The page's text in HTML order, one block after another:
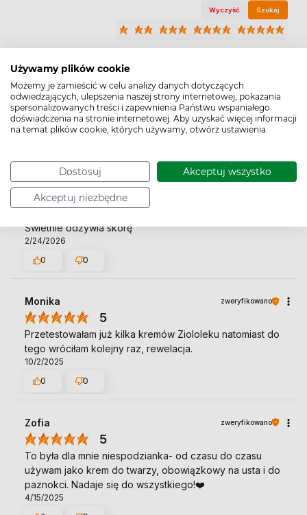
Używamy plików cookie
Możemy je zamieścić w celu analizy danych dotyczących
odwiedzających, ulepszenia naszej strony internetowej, pokazania
spersonalizowanych treści i zapewnienia Państwu wspaniałego
doświadczenia na stronie internetowej. Aby uzyskać więcej informacji
na temat plików cookie, których używamy, otwórz ustawienia.
Dostosuj Akceptuj wszystko
Akceptuj niezbędne
Wyczyść Szukaj
Dorota zweryfikowano
5
Dobra cena, szybka realizacja
7/22/2026
Dorota
5
Świetnie odżywia skórę
2/24/2026
0
0
Monika zweryfikowano
5
Przetestowałam już kilka kremów Ziololeku natomiast do
tego wróciłam kolejny raz, rewelacja.
10/2/2025
0
0
Zofia zweryfikowano
5
To była dla mnie niespodzianka- od czasu do czasu
używam jako krem do twarzy, obowiązkowy na usta i do
paznokci. Nadaje się do wszystkiego!❤️
4/15/2025